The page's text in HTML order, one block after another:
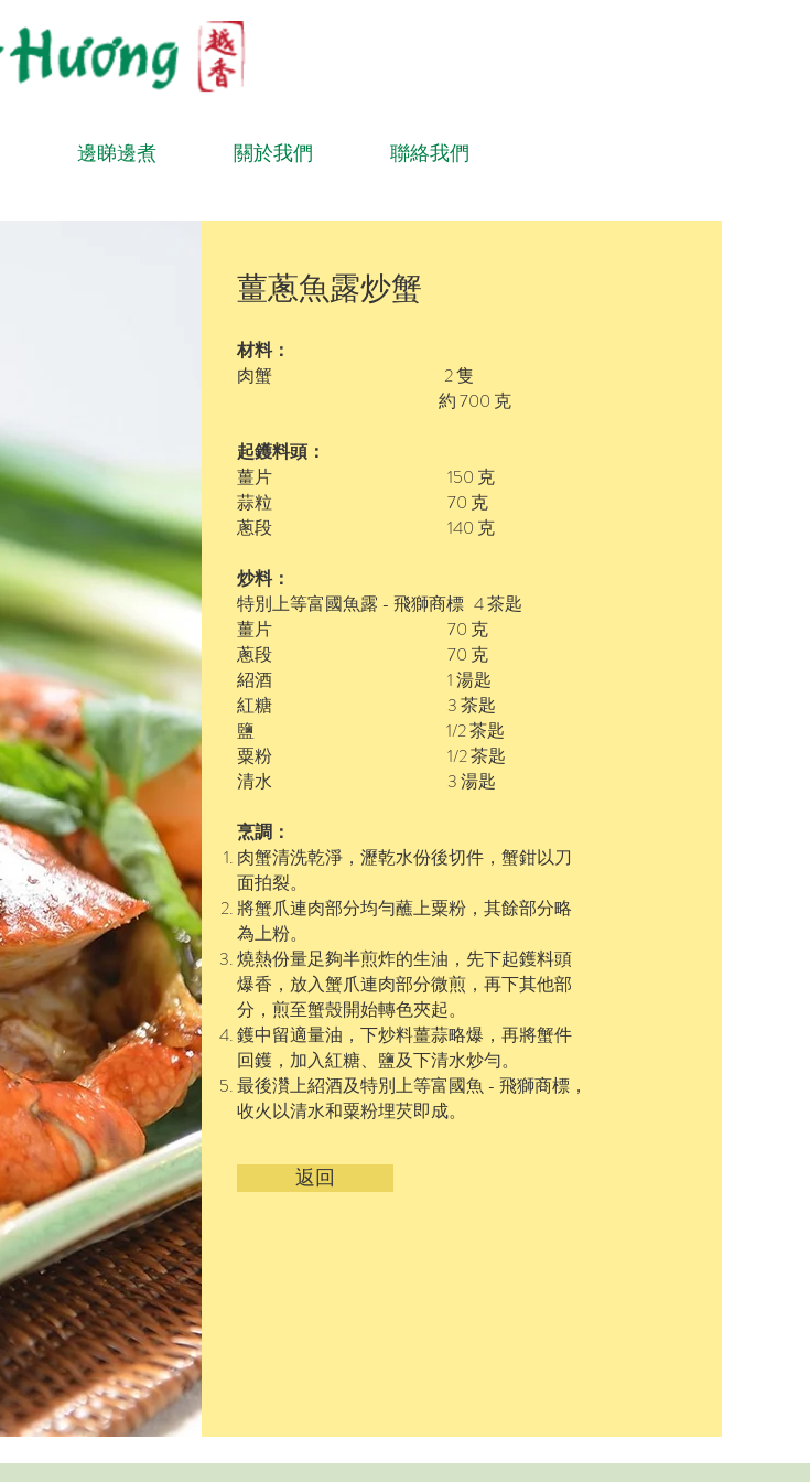
邊睇邊煮 關於我們 聯絡我們
薑蔥魚露炒蟹
材料：
肉蟹 2 隻
約 700 克
起鑊料頭：
薑片 150 克
蒜粒 70 克
蔥段 140 克
炒料：
特別上等富國魚露 - 飛獅商標 4 茶匙
薑片 70 克
蔥段 70 克
紹酒 1 湯匙
紅糖 3 茶匙
鹽 1/2 茶匙
粟粉 1/2 茶匙
清水 3 湯匙
烹調：
肉蟹清洗乾淨，瀝乾水份後切件，蟹鉗以刀
面拍裂。
將蟹爪連肉部分均勻蘸上粟粉，其餘部分略
為上粉。
燒熱份量足夠半煎炸的生油，先下起鑊料頭
爆香，放入蟹爪連肉部分微煎，再下其他部
分，煎至蟹殼開始轉色夾起。
鑊中留適量油，下炒料薑蒜略爆，再將蟹件
回鑊，加入紅糖、鹽及下清水炒勻。
最後灒上紹酒及特別上等富國魚 - 飛獅商標，
收火以清水和粟粉埋芡即成。
返回